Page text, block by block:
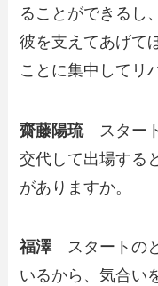
ることができるし
彼を支えてあげて
ことに集中してリ
齋藤陽琉スタート
交代して出場する
がありますか。
福澤 スタートの
いるから、気合い